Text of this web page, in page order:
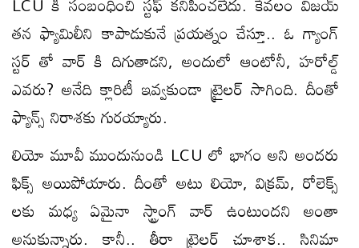
తన ఫ్యామిలీని కాపాడుకునే ప్రయత్నం చేస్తూ.. ఓ గ్యాంగ్
స్టర్ తో వార్ కి దిగుతాడని, అందులో ఆంటోనీ, హరోల్డ్
ఎవరు? అనేది క్లారిటీ ఇవ్వకుండా ట్రైలర్ సాగింది. దీంతో
ఫ్యాన్స్ నిరాశకు గురయ్యారు.
లియో మూవీ ముందునుండి LCU లో భాగం అని అందరు
ఫిక్స్ అయిపోయారు. దీంతో అటు లియో, విక్రమ్, రోలెక్స్
లకు మధ్య ఏమైనా స్ట్రాంగ్ వార్ ఉంటుందని అంతా
అనుకున్నారు. కానీ.. తీరా ట్రైలర్ చూశాక.. సినిమా